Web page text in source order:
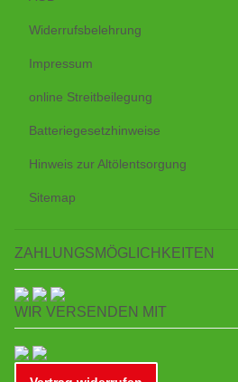
Widerrufsbelehrung
Impressum
online Streitbeilegung
Batteriegesetzhinweise
Hinweis zur Altölentsorgung
Sitemap
ZAHLUNGSMÖGLICHKEITEN
WIR VERSENDEN MIT